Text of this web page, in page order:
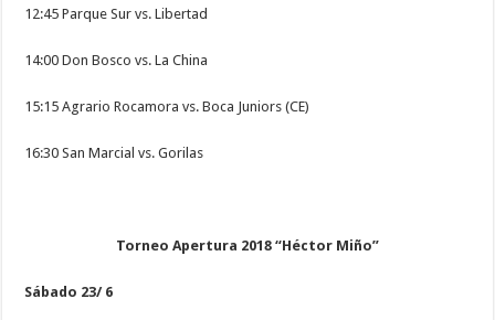
12:45 Parque Sur vs. Libertad
14:00 Don Bosco vs. La China
15:15 Agrario Rocamora vs. Boca Juniors (CE)
16:30 San Marcial vs. Gorilas
Torneo Apertura 2018 “Héctor Miño”
Sábado 23/ 6